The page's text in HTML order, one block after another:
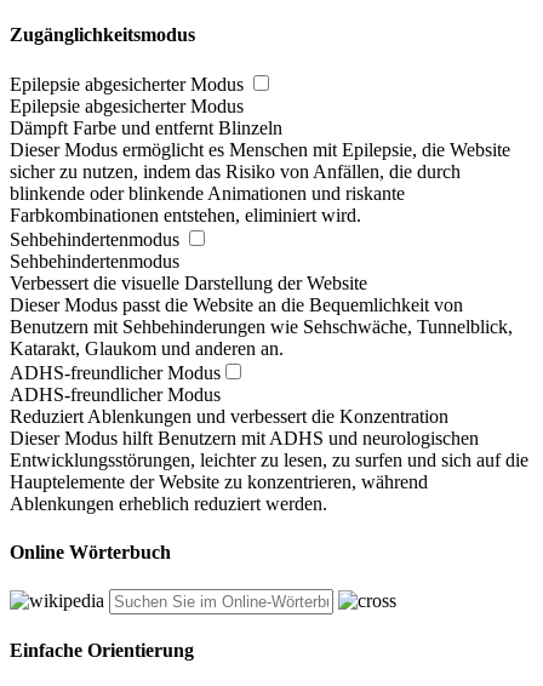
Zugänglichkeitsmodus
Epilepsie abgesicherter Modus
Epilepsie abgesicherter Modus
Dämpft Farbe und entfernt Blinzeln
Dieser Modus ermöglicht es Menschen mit Epilepsie, die Website
sicher zu nutzen, indem das Risiko von Anfällen, die durch
blinkende oder blinkende Animationen und riskante
Farbkombinationen entstehen, eliminiert wird.
Sehbehindertenmodus
Sehbehindertenmodus
Verbessert die visuelle Darstellung der Website
Dieser Modus passt die Website an die Bequemlichkeit von
Benutzern mit Sehbehinderungen wie Sehschwäche, Tunnelblick,
Katarakt, Glaukom und anderen an.
ADHS-freundlicher Modus
ADHS-freundlicher Modus
Reduziert Ablenkungen und verbessert die Konzentration
Dieser Modus hilft Benutzern mit ADHS und neurologischen
Entwicklungsstörungen, leichter zu lesen, zu surfen und sich auf die
Hauptelemente der Website zu konzentrieren, während
Ablenkungen erheblich reduziert werden.
Online Wörterbuch
Einfache Orientierung